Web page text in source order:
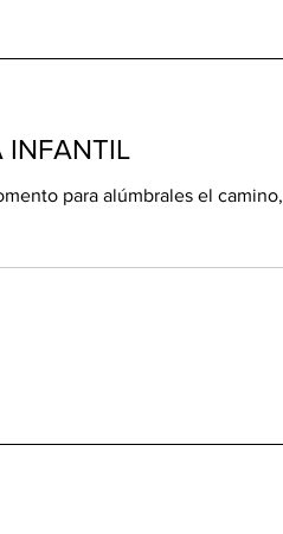
INFANTIL
para alúmbrales el camino,